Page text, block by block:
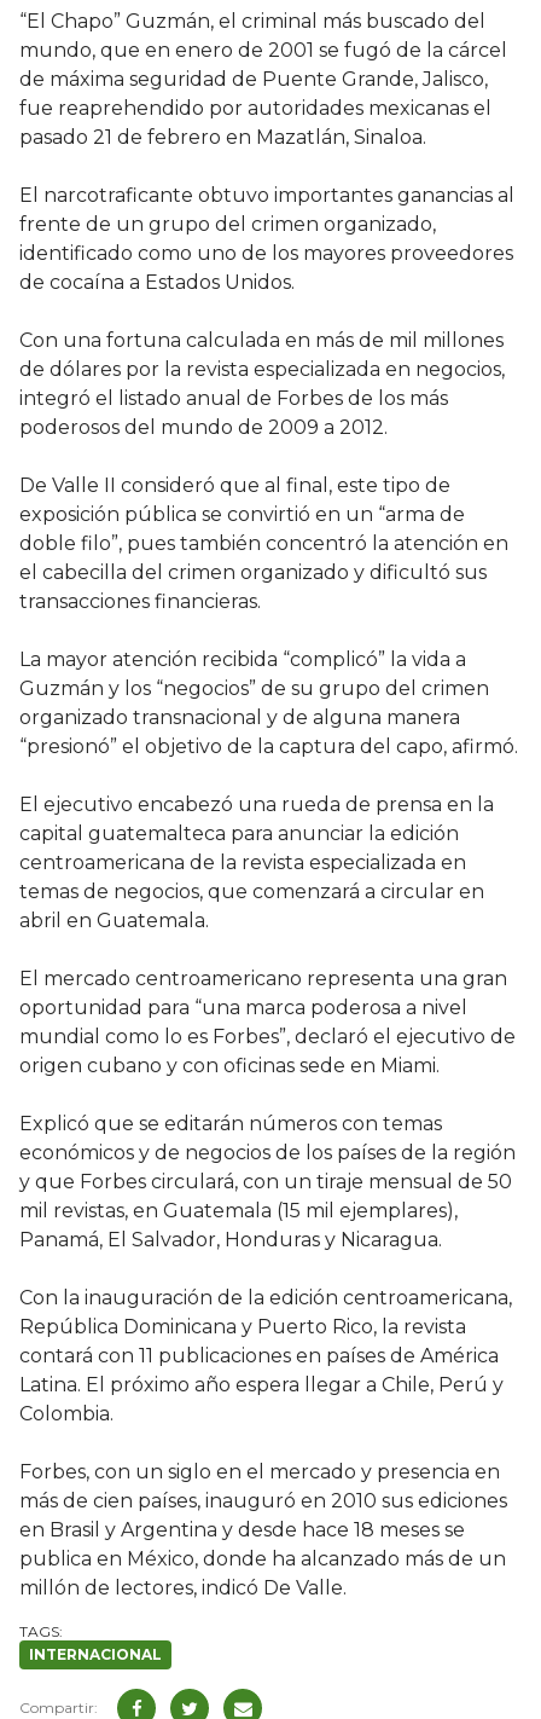
“El Chapo” Guzmán, el criminal más buscado del
mundo, que en enero de 2001 se fugó de la cárcel
de máxima seguridad de Puente Grande, Jalisco,
fue reaprehendido por autoridades mexicanas el
pasado 21 de febrero en Mazatlán, Sinaloa.
El narcotraficante obtuvo importantes ganancias al
frente de un grupo del crimen organizado,
identificado como uno de los mayores proveedores
de cocaína a Estados Unidos.
Con una fortuna calculada en más de mil millones
de dólares por la revista especializada en negocios,
integró el listado anual de Forbes de los más
poderosos del mundo de 2009 a 2012.
De Valle II consideró que al final, este tipo de
exposición pública se convirtió en un “arma de
doble filo”, pues también concentró la atención en
el cabecilla del crimen organizado y dificultó sus
transacciones financieras.
La mayor atención recibida “complicó” la vida a
Guzmán y los “negocios” de su grupo del crimen
organizado transnacional y de alguna manera
“presionó” el objetivo de la captura del capo, afirmó.
El ejecutivo encabezó una rueda de prensa en la
capital guatemalteca para anunciar la edición
centroamericana de la revista especializada en
temas de negocios, que comenzará a circular en
abril en Guatemala.
El mercado centroamericano representa una gran
oportunidad para “una marca poderosa a nivel
mundial como lo es Forbes”, declaró el ejecutivo de
origen cubano y con oficinas sede en Miami.
Explicó que se editarán números con temas
económicos y de negocios de los países de la región
y que Forbes circulará, con un tiraje mensual de 50
mil revistas, en Guatemala (15 mil ejemplares),
Panamá, El Salvador, Honduras y Nicaragua.
Con la inauguración de la edición centroamericana,
República Dominicana y Puerto Rico, la revista
contará con 11 publicaciones en países de América
Latina. El próximo año espera llegar a Chile, Perú y
Colombia.
Forbes, con un siglo en el mercado y presencia en
más de cien países, inauguró en 2010 sus ediciones
en Brasil y Argentina y desde hace 18 meses se
publica en México, donde ha alcanzado más de un
millón de lectores, indicó De Valle.
INTERNACIONAL